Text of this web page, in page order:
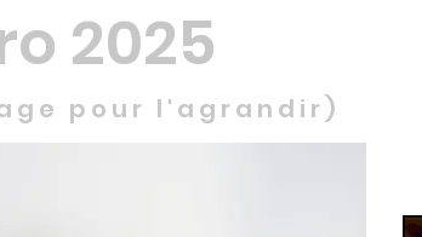
2025
pour l'agrandir)